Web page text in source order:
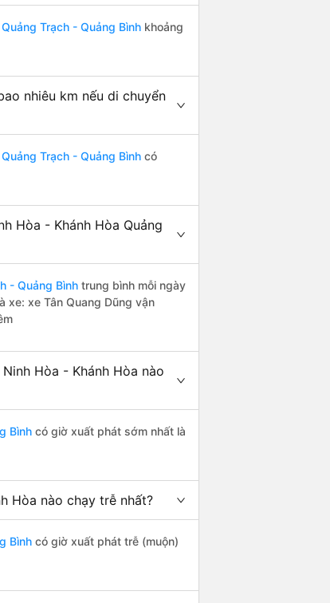
Trạch - Quảng Bình khoảng
nhiêu km nếu di chuyển
Trạch - Quảng Bình có
Hòa - Khánh Hòa Quảng
- Quảng Bình trung bình mỗi ngày
xe Tân Quang Dũng vận
Hòa - Khánh Hòa nào
Bình có giờ xuất phát sớm nhất là
Hòa nào chạy trễ nhất?
Bình có giờ xuất phát trễ (muộn)